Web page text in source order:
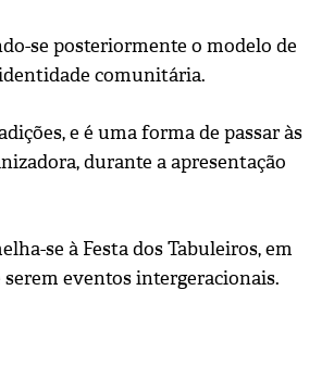
se posteriormente o modelo de
comunitária.
e é uma forma de passar às
durante a apresentação
se à Festa dos Tabuleiros, em
eventos intergeracionais.